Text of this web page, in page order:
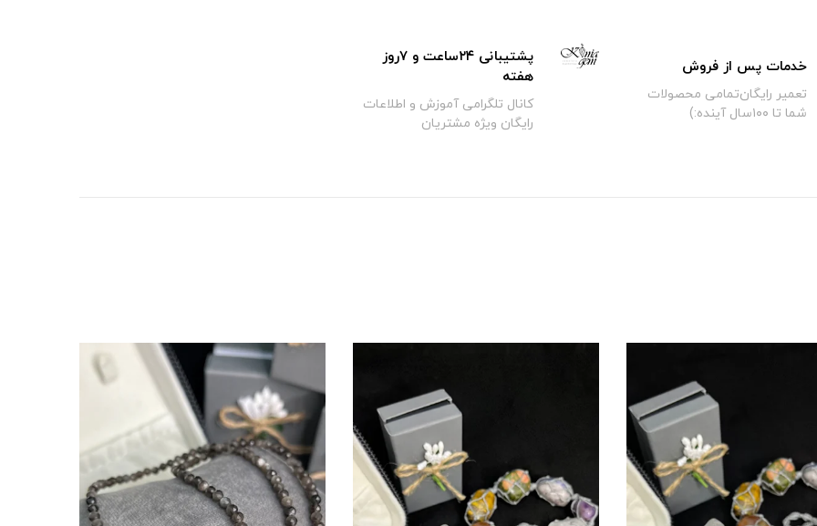
خدمات پس از فروش
تعمیر رایگان‌تمامی محصولات
شما تا ۱۰۰سال آینده:)
پشتیبانی ۲۴ساعت و ۷روز
هفته
کانال تلگرامی آموزش و اطلاعات
رایگان ویژه مشتریان